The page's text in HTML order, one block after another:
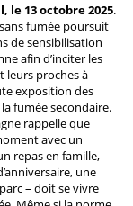
le 13 octobre 2025.
fumée poursuit
de sensibilisation
afin d’inciter les
leurs proches à
exposition des
fumée secondaire.
rappelle que
avec un
repas en famille,
une
– doit se vivre